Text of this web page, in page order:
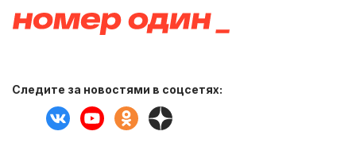
Следите за новостями в соцсетях: